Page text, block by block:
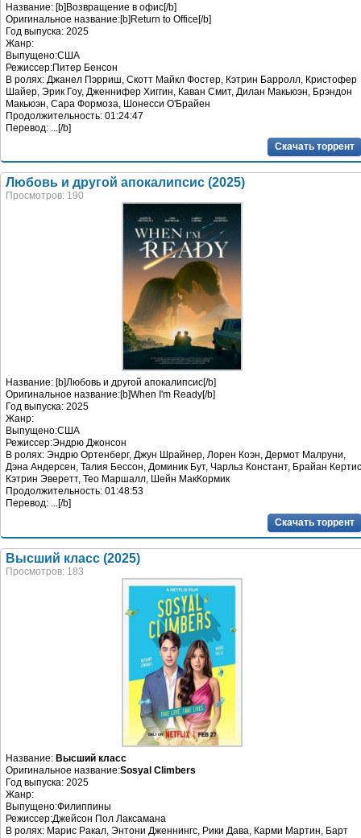
Название: [b]Возвращение в офис[/b]
Оригинальное название:[b]Return to Office[/b]
Год выпуска: 2025
Жанр:
Выпущено:США
Режиссер:Питер Бенсон
В ролях: Джанел Пэрриш, Скотт Майкл Фостер, Кэтрин Барролл, Кристофер
Шайер, Эрик Гоу, Дженнифер Хиггин, Каван Смит, Дилан Макьюэн, Брэндон
Макьюэн, Сара Формоза, Шонесси О'Брайен
Продолжительность: 01:24:47
Перевод: ...[/b]
Скачать торрент
Любовь и другой апокалипсис (2025)
Просмотров: 190
Название: [b]Любовь и другой апокалипсис[/b]
Оригинальное название:[b]When I'm Ready[/b]
Год выпуска: 2025
Жанр:
Выпущено:США
Режиссер:Эндрю Джонсон
В ролях: Эндрю Ортенберг, Джун Шрайнер, Лорен Коэн, Дермот Малруни,
Дэна Андерсен, Талия Бессон, Доминик Бут, Чарльз Констант, Брайан
Кэтрин Эверетт, Тео Маршалл, Шейн МакКормик
Продолжительность: 01:48:53
Перевод: ...[/b]
Скачать торрент
Высший класс (2025)
Просмотров: 183
Название: Высший класс
Оригинальное название:Sosyal Climbers
Год выпуска: 2025
Жанр:
Выпущено:Филиппины
Режиссер:Джейсон Пол Лаксамана
В ролях: Марис Ракал, Энтони Дженнингс, Рики Дава, Карми Мартин, Барт